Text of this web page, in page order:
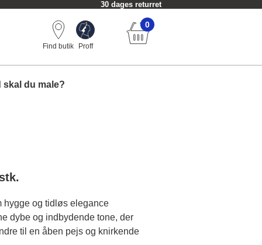
30 dages returret
Find butik Proff
0
skal du male?
hygge og tidløs elegance
dybe og indbydende tone, der
til en åben pejs og knirkende